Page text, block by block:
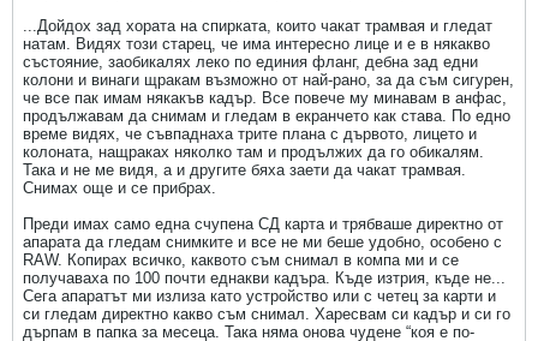
...Дойдох зад хората на спирката, които чакат трамвая и гледат
натам. Видях този старец, че има интересно лице и е в някакво
състояние, заобикалях леко по единия фланг, дебна зад едни
колони и винаги щракам възможно от най-рано, за да съм сигурен,
че все пак имам някакъв кадър. Все повече му минавам в анфас,
продължавам да снимам и гледам в екранчето как става. По едно
време видях, че съвпаднаха трите плана с дървото, лицето и
колоната, нащраках няколко там и продължих да го обикалям.
Така и не ме видя, а и другите бяха заети да чакат трамвая.
Снимах още и се прибрах.
Преди имах само една счупена СД карта и трябваше директно от
апарата да гледам снимките и все не ми беше удобно, особено с
RAW. Копирах всичко, каквото съм снимал в компа ми и се
получаваха по 100 почти еднакви кадъра. Къде изтрия, къде не...
Сега апаратът ми излиза като устройство или с четец за карти и
си гледам директно какво съм снимал. Харесвам си кадър и си го
дърпам в папка за месеца. Така няма онова чудене “коя е по-